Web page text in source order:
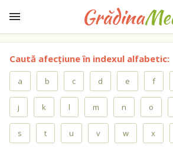
Caută afecțiune în indexul alfabetic:
a b c d e f
j k l m n o
s t u v w x